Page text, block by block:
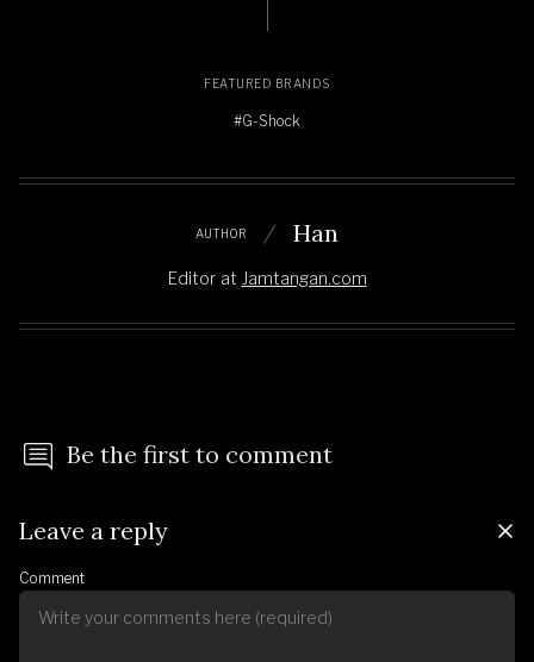
FEATURED BRANDS
#G-Shock
AUTHOR Han
Editor at Jamtangan.com
Be the first to comment
Leave a reply
Comment